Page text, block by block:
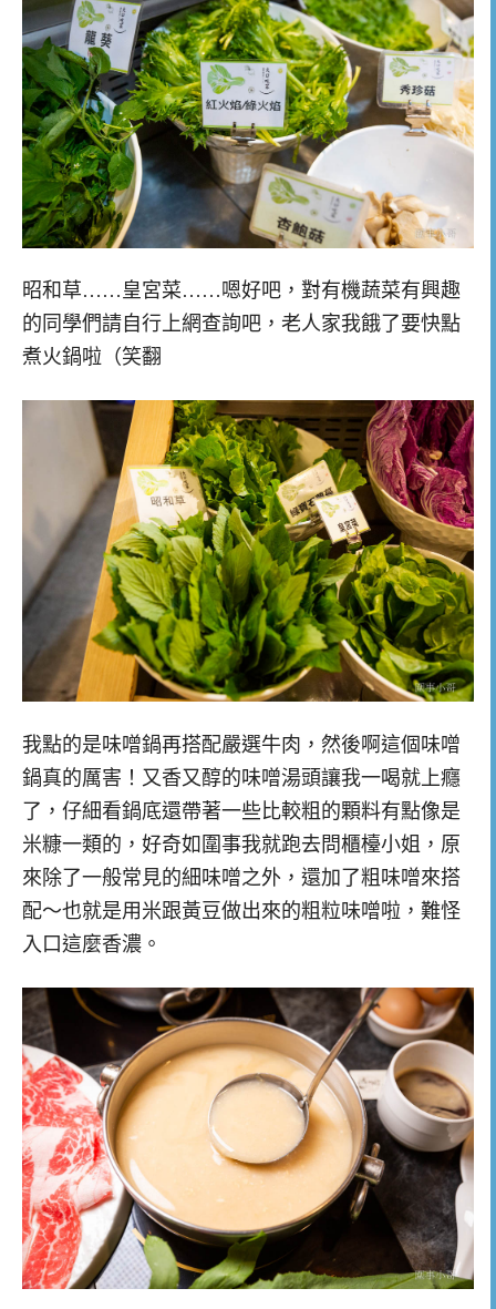
昭和草……皇宮菜……嗯好吧，對有機蔬菜有興趣
的同學們請自行上網查詢吧，老人家我餓了要快點
煮火鍋啦（笑翻
我點的是味噌鍋再搭配嚴選牛肉，然後啊這個味噌
鍋真的厲害！又香又醇的味噌湯頭讓我一喝就上癮
了，仔細看鍋底還帶著一些比較粗的顆料有點像是
米糠一類的，好奇如圍事我就跑去問櫃檯小姐，原
來除了一般常見的細味噌之外，還加了粗味噌來搭
配～也就是用米跟黃豆做出來的粗粒味噌啦，難怪
入口這麼香濃。